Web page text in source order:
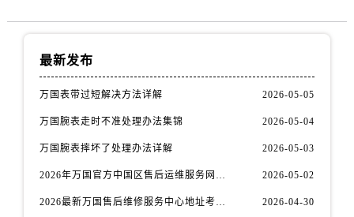
最新发布
万国表带过短解决方法详解 2026-05-05
万国腕表走时不准处理办法集锦 2026-05-04
万国腕表摔坏了处理办法详解 2026-05-03
2026年万国官方中国区售后运维服务网络升级公告（最新电话及地址） 2026-05-02
2026最新万国售后维修服务中心地址考察报告 2026-04-30